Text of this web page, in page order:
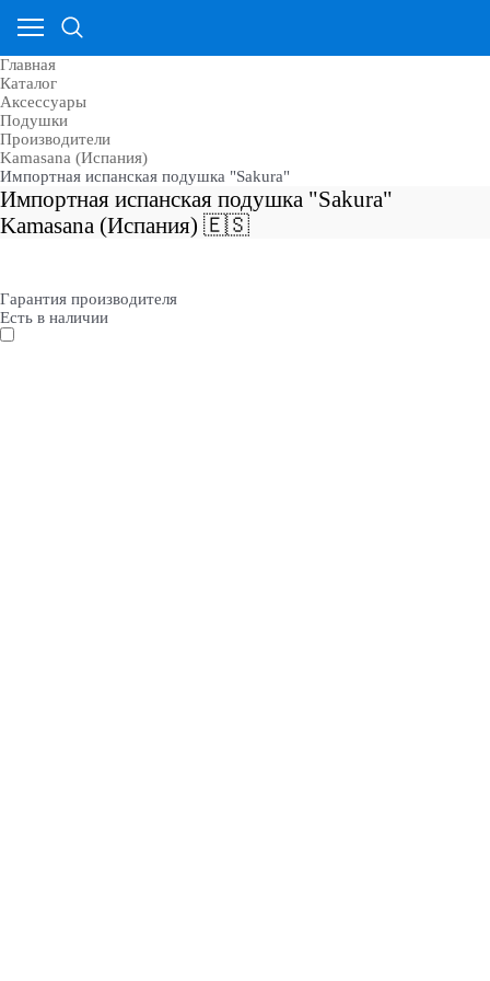
Главная
Каталог
Аксессуары
Подушки
Производители
Kamasana (Испания)
Импортная испанская подушка "Sakura"
Импортная испанская подушка "Sakura"
Kamasana (Испания) 🇪🇸
Гарантия производителя
Есть в наличии